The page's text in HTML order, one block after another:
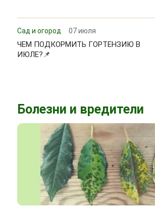
Сад и огород 07 июля
ЧЕМ ПОДКОРМИТЬ ГОРТЕНЗИЮ В
ИЮЛЕ?📌
Болезни и вредители